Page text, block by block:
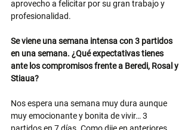
aprovecho a felicitar por su gran trabajo y
profesionalidad.
Se viene una semana intensa con 3 partidos
en una semana. ¿Qué expectativas tienes
ante los compromisos frente a Beredi, Rosal y
Stiaua?
Nos espera una semana muy dura aunque
muy emocionante y bonita de vivir… 3